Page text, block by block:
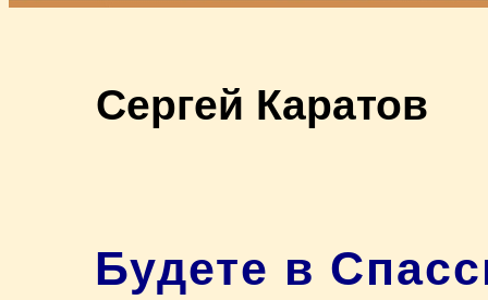
Сергей Каратов
Будете в